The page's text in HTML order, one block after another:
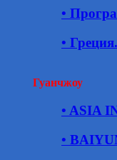
•
•
Гуанчжоу
• ASIA
•